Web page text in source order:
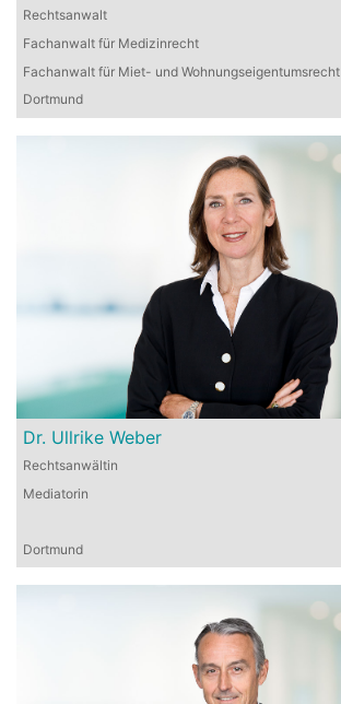
Rechtsanwalt
Fachanwalt für Medizinrecht
Fachanwalt für Miet- und Wohnungseigentumsrecht
Dortmund
Dr. Ullrike Weber
Rechtsanwältin
Mediatorin
Dortmund